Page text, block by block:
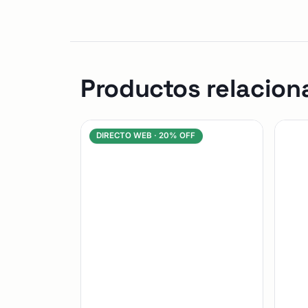
Productos
DIRECTO WEB ·20% OFF